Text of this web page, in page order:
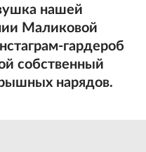
нашей
Маликовой
гардероб
собственный
нарядов.